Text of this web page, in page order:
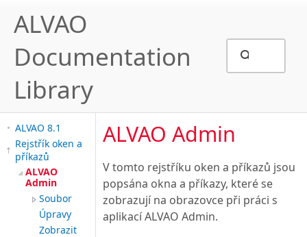
ALVAO
Documentation
Library
ALVAO 8.1
Rejstřík oken a
příkazů
ALVAO
Admin
Soubor
Úpravy
Zobrazit
ALVAO Admin
V tomto rejstříku oken a příkazů jsou
popsána okna a příkazy, které se
zobrazují na obrazovce při práci s
aplikací ALVAO Admin.